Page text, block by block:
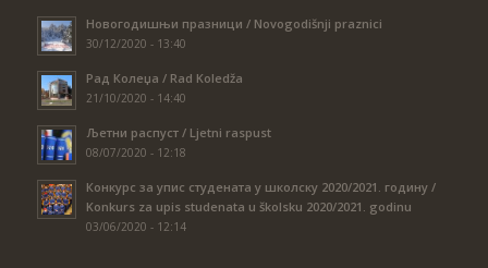
Новогодишњи празници / Novogodišnji praznici
30/12/2020 - 13:40
Рад Колеџа / Rad Koledža
21/10/2020 - 14:40
Љетни распуст / Ljetni raspust
08/07/2020 - 12:18
Конкурс за упис студената у школску 2020/2021. годину /
Konkurs za upis studenata u školsku 2020/2021. godinu
03/06/2020 - 12:14